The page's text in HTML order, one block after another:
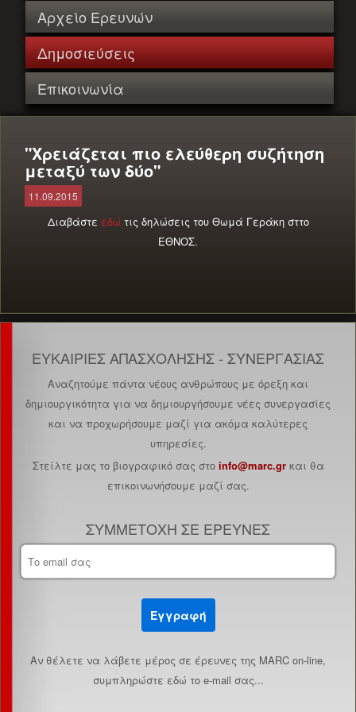
Αρχείο Ερευνών
Δημοσιεύσεις
Επικοινωνία
"Χρειάζεται πιο ελεύθερη συζήτηση
μεταξύ των δύο"
11.09.2015
Διαβάστε εδώ τις δηλώσεις του Θωμά Γεράκη σττο
ΕΘΝΟΣ.
ΕΥΚΑΙΡΙΕΣ ΑΠΑΣΧΟΛΗΣΗΣ - ΣΥΝΕΡΓΑΣΙΑΣ
Αναζητούμε πάντα νέους ανθρώπους με όρεξη και
δημιουργικότητα για να δημιουργήσουμε νέες συνεργασίες
και να προχωρήσουμε μαζί για ακόμα καλύτερες
υπηρεσίες.
Στείλτε μας το βιογραφικό σας στο info@marc.grκαι θα
επικοινωνήσουμε μαζί σας.
ΣΥΜΜΕΤΟΧΗ ΣΕ ΕΡΕΥΝΕΣ
Εγγραφή
Aν θέλετε να λάβετε μέρος σε έρευνες της MARC on-line,
συμπληρώστε εδώ το e-mail σας...